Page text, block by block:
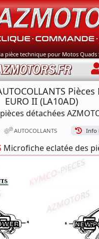
pièce technique pour Motos Quads
Pièces
EURO II (LA10AD)
détachées
AUTOCOLLANTS Info
Microfiche eclatée des